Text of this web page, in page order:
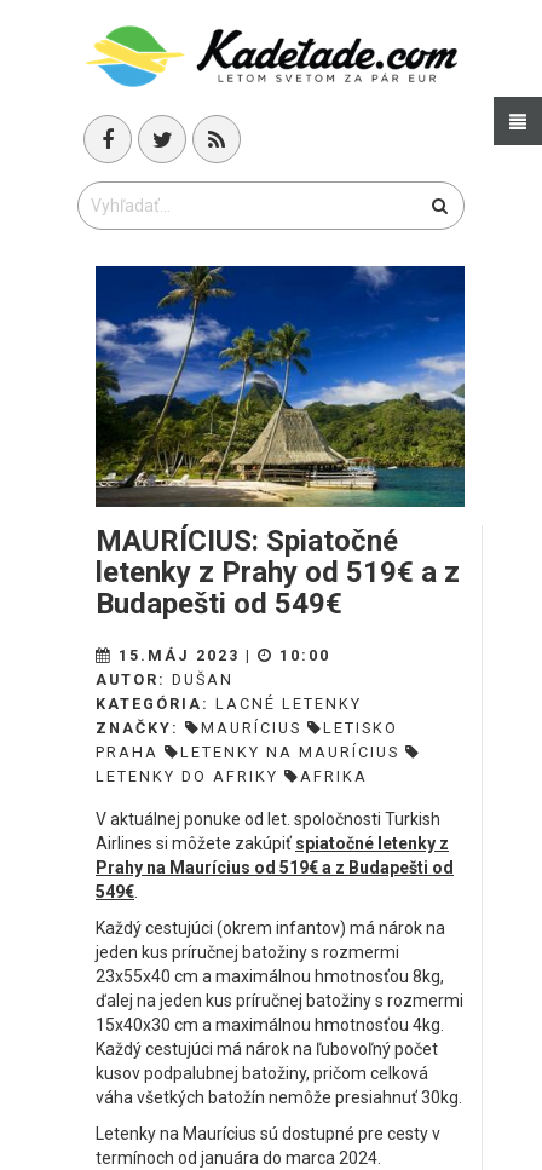
MAURÍCIUS: Spiatočné
letenky z Prahy od 519€ a z
Budapešti od 549€
15.MÁJ 2023 |
10:00
AUTOR: DUŠAN
KATEGÓRIA: LACNÉ LETENKY
ZNAČKY:
MAURÍCIUS
LETISKO
PRAHA
LETENKY NA MAURÍCIUS
LETENKY DO AFRIKY
AFRIKA
V aktuálnej ponuke od let. spoločnosti Turkish
Airlines si môžete zakúpiť spiatočné letenky z
Prahy na Maurícius od 519€ a z Budapešti od
549€.
Každý cestujúci (okrem infantov) má nárok na
jeden kus príručnej batožiny s rozmermi
23x55x40 cm a maximálnou hmotnosťou 8kg,
ďalej na jeden kus príručnej batožiny s rozmermi
15x40x30 cm a maximálnou hmotnosťou 4kg.
Každý cestujúci má nárok na ľubovoľný počet
kusov podpalubnej batožiny, pričom celková
váha všetkých batožín nemôže presiahnuť 30kg.
Letenky na Maurícius sú dostupné pre cesty v
termínoch od januára do marca 2024.